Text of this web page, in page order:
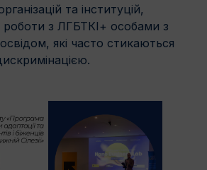
та інституцій,
роботи з ЛГБТКІ+ особами з
які часто стикаються